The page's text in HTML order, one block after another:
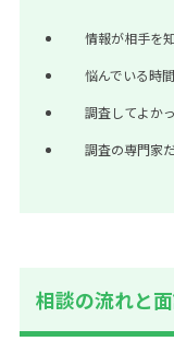
情報が相手を
悩んでいる時
調査してよか
調査の専門家
相談の流れと